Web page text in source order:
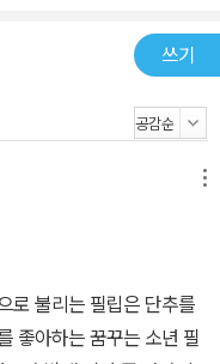
거울을 보며 멧돼지 엄니
하면서 드러내는 뿌듯한
쓰기
로 불리는 필립은 단추를
좋아하는 꿈꾸는 소년 필